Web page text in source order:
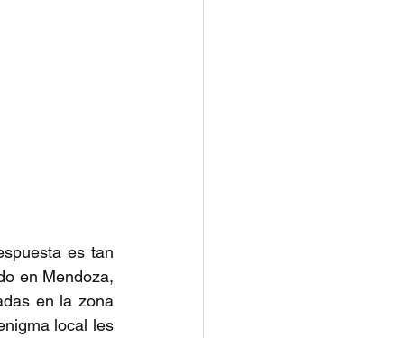
es tan
en Mendoza,
en la zona
local les